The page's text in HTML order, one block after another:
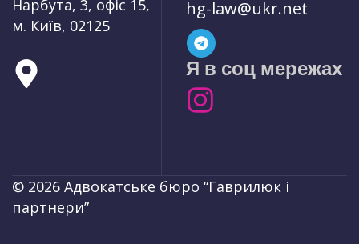
Нарбута, 3, офіс 15,
м. Київ, 02125
hg-law@ukr.net
Я в соц мережах
© 2026 Адвокатське бюро “Гаврилюк і
партнери”